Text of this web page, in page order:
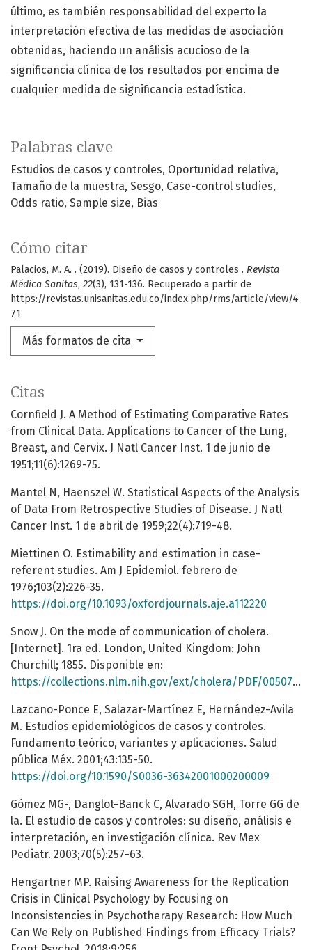
Palabras clave
Estudios de casos y controles Oportunidad relativa
Tamaño de la muestra Sesgo Case-control studies
Odds ratio Sample size Bias
Cómo citar
Palacios, M. A. . (2019). Diseño de casos y controles . Revista
Médica Sanitas, 22(3), 131-136. Recuperado a partir de
https://revistas.unisanitas.edu.co/index.php/rms/article/view/4
71
Más formatos de cita
último, es también responsabilidad del experto la
interpretación efectiva de las medidas de asociación
obtenidas, haciendo un análisis acucioso de la
significancia clínica de los resultados por encima de
cualquier medida de significancia estadística.
Citas
Cornfield J. A Method of Estimating Comparative Rates
from Clinical Data. Applications to Cancer of the Lung,
Breast, and Cervix. J Natl Cancer Inst. 1 de junio de
1951;11(6):1269-75.
Mantel N, Haenszel W. Statistical Aspects of the Analysis
of Data From Retrospective Studies of Disease. J Natl
Cancer Inst. 1 de abril de 1959;22(4):719-48.
Miettinen O. Estimability and estimation in case-
referent studies. Am J Epidemiol. febrero de
1976;103(2):226-35.
https://doi.org/10.1093/oxfordjournals.aje.a112220
Snow J. On the mode of communication of cholera.
[Internet]. 1ra ed. London, United Kingdom: John
Churchill; 1855. Disponible en:
https://collections.nlm.nih.gov/ext/cholera/PDF/0050707.pdf
Lazcano-Ponce E, Salazar-Martínez E, Hernández-Avila
M. Estudios epidemiológicos de casos y controles.
Fundamento teórico, variantes y aplicaciones. Salud
pública Méx. 2001;43:135-50.
https://doi.org/10.1590/S0036-36342001000200009
Gómez MG-, Danglot-Banck C, Alvarado SGH, Torre GG de
la. El estudio de casos y controles: su diseño, análisis e
interpretación, en investigación clínica. Rev Mex
Pediatr. 2003;70(5):257-63.
Hengartner MP. Raising Awareness for the Replication
Crisis in Clinical Psychology by Focusing on
Inconsistencies in Psychotherapy Research: How Much
Can We Rely on Published Findings from Efficacy Trials?